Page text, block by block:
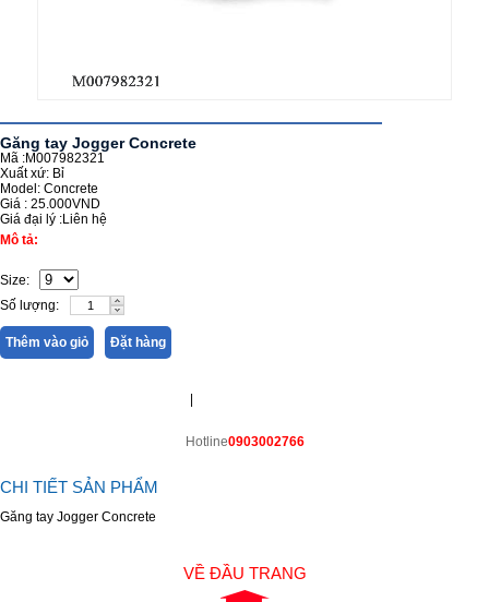
Găng tay Jogger Concrete
Mã :M007982321
Xuất xứ: Bỉ
Model: Concrete
Giá : 25.000VND
Giá đại lý :Liên hệ
Mô tả:
Size:
Số lượng:
Thêm vào giỏ Đặt hàng
Hotline0903002766
CHI TIẾT SẢN PHẨM
Găng tay Jogger Concrete
VỀ ĐẦU TRANG